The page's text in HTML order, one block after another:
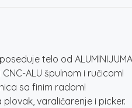
telo od
ALU špulnom i ručicom!
sa finim radom!
varaličarenje i picker.